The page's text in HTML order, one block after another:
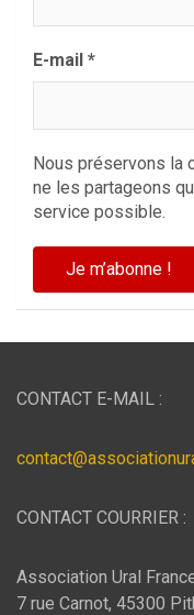
E-mail *
Nous préservons la
ne les partageons
service possible.
CONTACT E-MAIL :
CONTACT COURRIER :
Association Ural
7 rue Carnot, 45300